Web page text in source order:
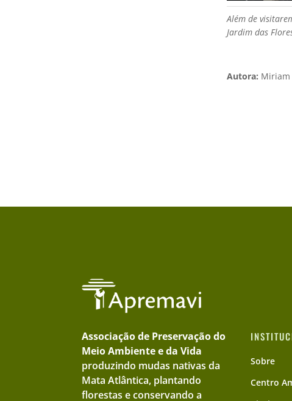
Além de
Jardim das
Autora: Miriam
Associação de Preservação do
Meio Ambiente e da Vida
produzindo mudas nativas da
Mata Atlântica, plantando
florestas e conservando a
Sobre
Centro